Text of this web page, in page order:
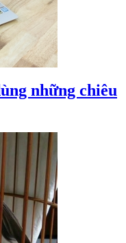
những chiêu